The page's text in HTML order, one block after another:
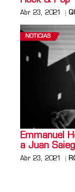
Abr 23, 2021
NOTICIAS
Emmanuel
a Juan Saieg
Abr 23, 2021